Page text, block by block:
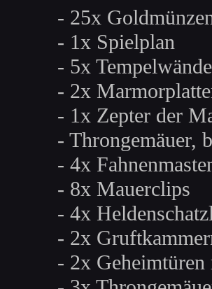
- 25x
- 1x Spielplan
- 5x Tempelwände
- 2x
- 1x Zepter der
- Throngemäuer,
- 4x
- 8x Mauerclips
- 4x
- 2x
- 2x